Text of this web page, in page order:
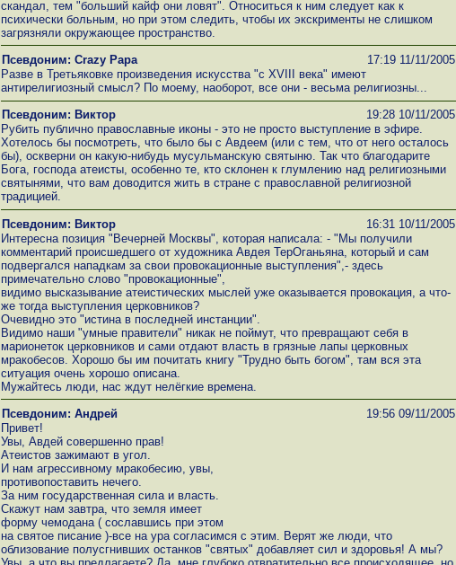
скандал, тем "больший кайф они ловят". Относиться к ним следует как к
психически больным, но при этом следить, чтобы их экскрименты не слишком
загрязняли окружающее пространство.
Псевдоним: Crazy Papa
17:19 11/11/2005
Разве в Третьяковке произведения искусства "с XVIII века" имеют
антирелигиозный смысл? По моему, наоборот, все они - весьма религиозны...
Псевдоним: Виктор
19:28 10/11/2005
Рубить публично православные иконы - это не просто выступление в эфире.
Хотелось бы посмотреть, что было бы с Авдеем (или с тем, что от него осталось
бы), оскверни он какую-нибудь мусульманскую святыню. Так что благодарите
Бога, господа атеисты, особенно те, кто склонен к глумлению над религиозными
святынями, что вам доводится жить в стране с православной религиозной
традицией.
Псевдоним: Виктор
16:31 10/11/2005
Интересна позиция "Вечерней Москвы", которая написала: - "Мы получили
комментарий происшедшего от художника Авдея ТерОганьяна, который и сам
подвергался нападкам за свои провокационные выступления",- здесь
примечательно слово "провокационные",
видимо высказывание атеистических мыслей уже оказывается провокация, а что-
же тогда выступления церковников?
Очевидно это "истина в последней инстанции".
Видимо наши "умные правители" никак не поймут, что превращают себя в
марионеток церковников и сами отдают власть в грязные лапы церковных
мракобесов. Хорошо бы им почитать книгу "Трудно быть богом", там вся эта
ситуация очень хорошо описана.
Мужайтесь люди, нас ждут нелёгкие времена.
Псевдоним: Андрей
19:56 09/11/2005
Привет!
Увы, Авдей совершенно прав!
Атеистов зажимают в угол.
И нам агрессивному мракобесию, увы,
противопоставить нечего.
За ним государственная сила и власть.
Скажут нам завтра, что земля имеет
форму чемодана ( сославшись при этом
на святое писание )-все на ура согласимся с этим. Верят же люди, что
облизование полусгнивших останков "святых" добавляет сил и здоровья! А мы?